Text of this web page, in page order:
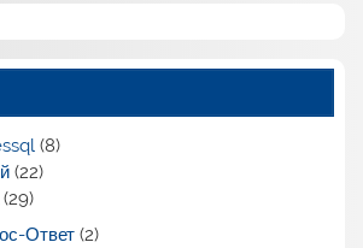
(8)
(22)
(29)
Ответ(2)